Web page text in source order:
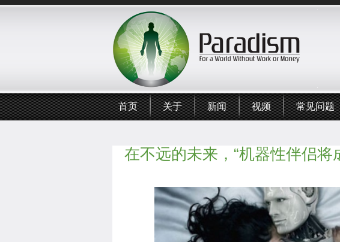
首页 关于 新闻 视频 常见问题
在不远的未来，“机器性伴侣将